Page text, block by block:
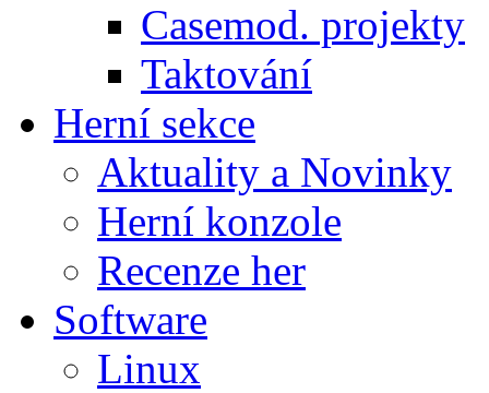
Casemod. projekty
Taktování
Herní sekce
Aktuality a Novinky
Herní konzole
Recenze her
Software
Linux